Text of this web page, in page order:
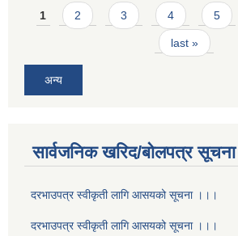
Pages
1 2 3 4 5
last »
अन्य
सार्वजनिक खरिद/बोलपत्र सूचना
दरभाउपत्र स्वीकृती लागि आसयको सूचना ।।।
दरभाउपत्र स्वीकृती लागि आसयको सूचना ।।।